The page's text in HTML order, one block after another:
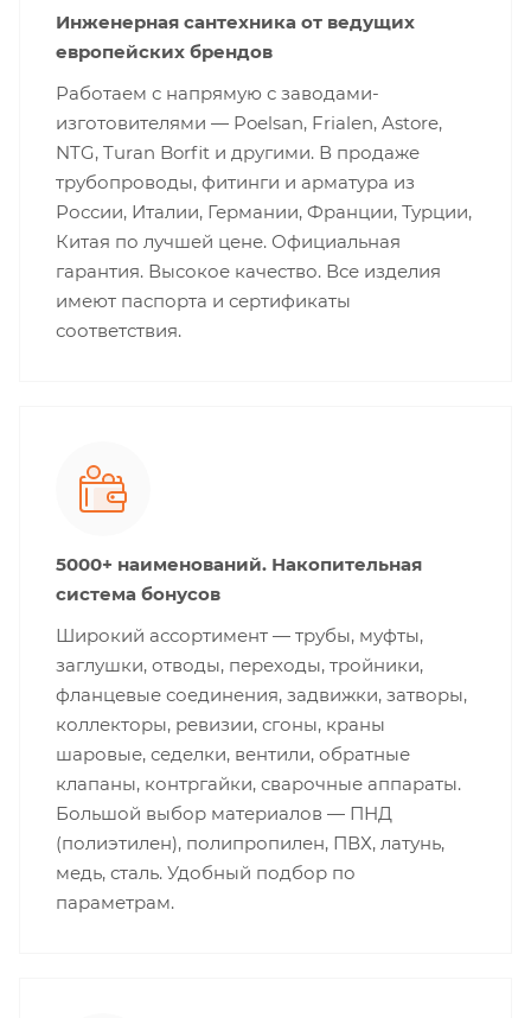
Инженерная сантехника от ведущих
европейских брендов
Работаем с напрямую с заводами-
изготовителями — Poelsan, Frialen, Astore,
NTG, Turan Borfit и другими. В продаже
трубопроводы, фитинги и арматура из
России, Италии, Германии, Франции, Турции,
Китая по лучшей цене. Официальная
гарантия. Высокое качество. Все изделия
имеют паспорта и сертификаты
соответствия.
5000+ наименований. Накопительная
система бонусов
Широкий ассортимент — трубы, муфты,
заглушки, отводы, переходы, тройники,
фланцевые соединения, задвижки, затворы,
коллекторы, ревизии, сгоны, краны
шаровые, седелки, вентили, обратные
клапаны, контргайки, сварочные аппараты.
Большой выбор материалов — ПНД
(полиэтилен), полипропилен, ПВХ, латунь,
медь, сталь. Удобный подбор по
параметрам.